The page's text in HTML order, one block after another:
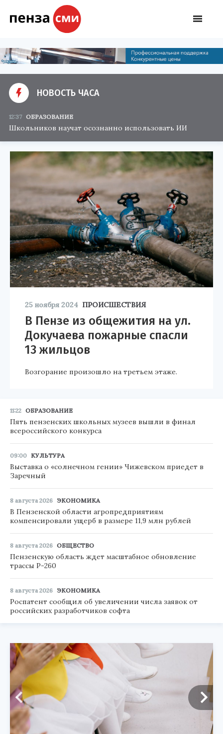
НОВОСТЬ ЧАСА
12:37 ОБРАЗОВАНИЕ
Школьников научат осознанно использовать ИИ
25 ноября 2024 ПРОИСШЕСТВИЯ
В Пензе из общежития на ул.
Докучаева пожарные спасли
13 жильцов
Возгорание произошло на третьем этаже.
11:22 ОБРАЗОВАНИЕ
Пять пензенских школьных музеев вышли в финал
всероссийского конкурса
09:00 КУЛЬТУРА
Выставка о «солнечном гении» Чижевском приедет в
Заречный
8 августа 2026 ЭКОНОМИКА
В Пензенской области агропредприятиям
компенсировали ущерб в размере 11,9 млн рублей
8 августа 2026 ОБЩЕСТВО
Пензенскую область ждет масштабное обновление
трассы Р-260
8 августа 2026 ЭКОНОМИКА
Роспатент сообщил об увеличении числа заявок от
российских разработчиков софта